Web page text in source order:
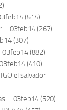
(514)
– 03feb14 (267)
(307)
03feb14 (882)
(410)
el salvador
– 03feb14 (520)